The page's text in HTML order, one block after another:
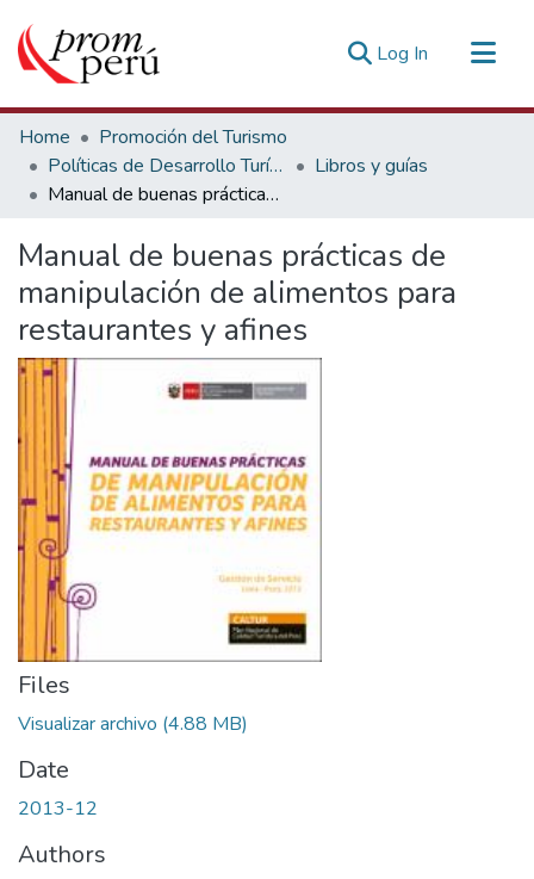
Log In (current)
Communities & Collections
All of DSpace
Statistics
Home
Promoción del Turismo
Políticas de Desarrollo Turístico
Libros y guías
Manual de buenas prácticas de manipulación de alimentos para restaurantes y afines
Manual de buenas prácticas de
manipulación de alimentos para
restaurantes y afines
Files
Visualizar archivo (4.88 MB)
Date
2013-12
Authors